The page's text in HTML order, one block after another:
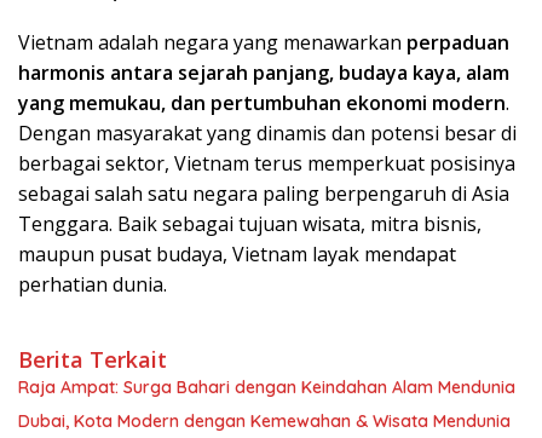
Vietnam adalah negara yang menawarkan perpaduan
harmonis antara sejarah panjang, budaya kaya, alam
yang memukau, dan pertumbuhan ekonomi modern.
Dengan masyarakat yang dinamis dan potensi besar di
berbagai sektor, Vietnam terus memperkuat posisinya
sebagai salah satu negara paling berpengaruh di Asia
Tenggara. Baik sebagai tujuan wisata, mitra bisnis,
maupun pusat budaya, Vietnam layak mendapat
perhatian dunia.
Berita Terkait
Raja Ampat: Surga Bahari dengan Keindahan Alam Mendunia
Dubai, Kota Modern dengan Kemewahan & Wisata Mendunia